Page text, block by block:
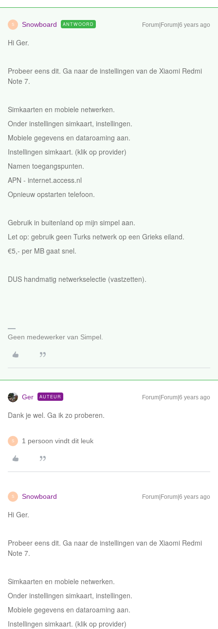
S Snowboard ANTWOORD Forum|Forum|6 years ago
Hi Ger.
Probeer eens dit. Ga naar de instellingen van de Xiaomi Redmi
Note 7.
Simkaarten en mobiele netwerken.
Onder instellingen simkaart, instellingen.
Mobiele gegevens en dataroaming aan.
Instellingen simkaart. (klik op provider)
Namen toegangspunten.
APN - internet.access.nl
Opnieuw opstarten telefoon.
Gebruik in buitenland op mijn simpel aan.
Let op: gebruik geen Turks netwerk op een Grieks eiland.
€5,- per MB gaat snel.
DUS handmatig netwerkselectie (vastzetten).
Geen medewerker van Simpel.
Ger AUTEUR Forum|Forum|6 years ago
Dank je wel. Ga ik zo proberen.
S 1 persoon vindt dit leuk
S Snowboard Forum|Forum|6 years ago
Hi Ger.
Probeer eens dit. Ga naar de instellingen van de Xiaomi Redmi
Note 7.
Simkaarten en mobiele netwerken.
Onder instellingen simkaart, instellingen.
Mobiele gegevens en dataroaming aan.
Instellingen simkaart. (klik op provider)